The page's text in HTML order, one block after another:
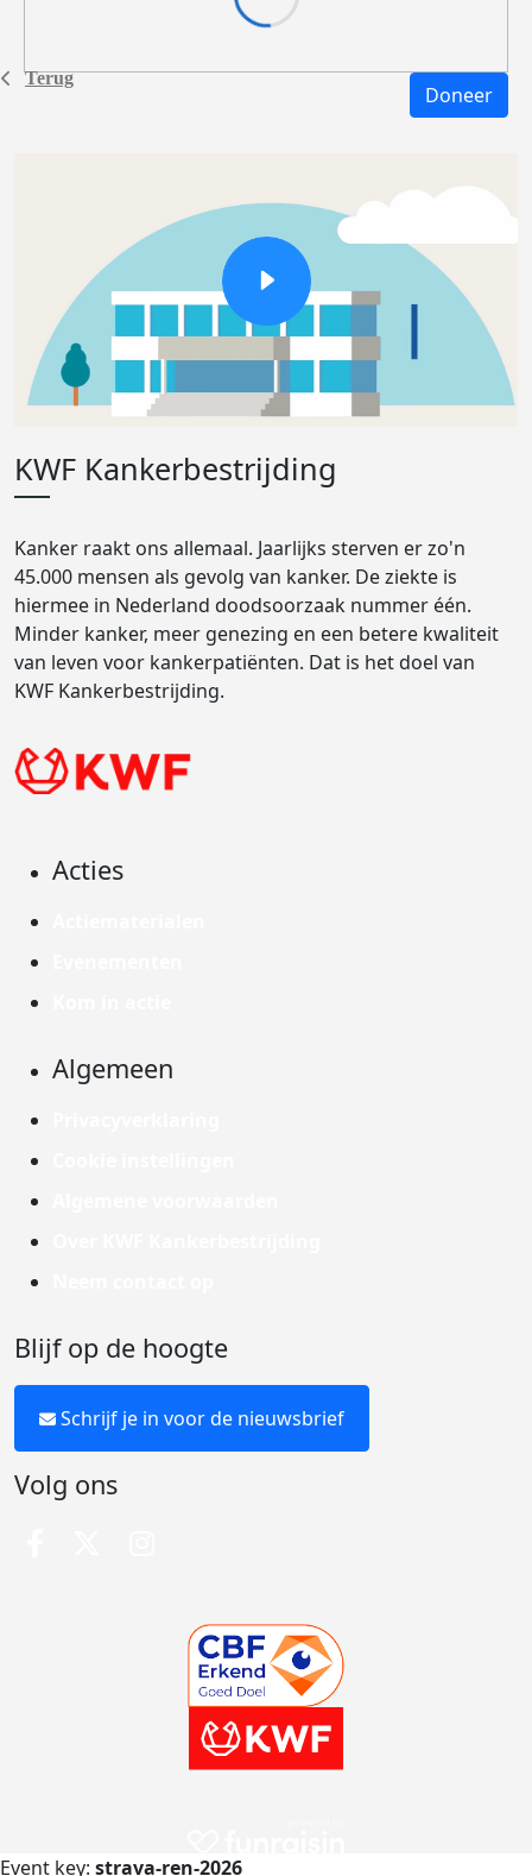
Terug
Doneer
KWF Kankerbestrijding
Kanker raakt ons allemaal. Jaarlijks sterven er zo'n
45.000 mensen als gevolg van kanker. De ziekte is
hiermee in Nederland doodsoorzaak nummer één.
Minder kanker, meer genezing en een betere kwaliteit
van leven voor kankerpatiënten. Dat is het doel van
KWF Kankerbestrijding.
Acties
Algemeen
Blijf op de hoogte
Schrijf je in voor de nieuwsbrief
Volg ons
Event key: strava-ren-2026